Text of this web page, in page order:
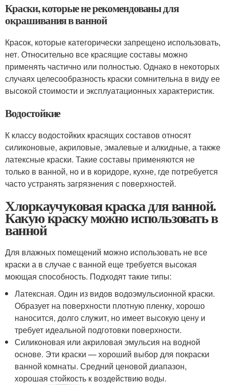
Краски, которые не рекомендованы для
окрашивания в ванной
Красок, которые категорически запрещено использовать,
нет. Относительно все красящие составы можно
применять частично или полностью. Однако в некоторых
случаях целесообразность краски сомнительна в виду ее
высокой стоимости и эксплуатационных характеристик.
Водостойкие
К классу водостойких красящих составов относят
силиконовые, акриловые, эмалевые и алкидные, а также
латексные краски. Такие составы применяются не
только в ванной, но и в коридоре, кухне, где потребуется
часто устранять загрязнения с поверхностей.
Хлоркаучуковая краска для ванной.
Какую краску можно использовать в
ванной
Для влажных помещений можно использовать не все
краски а в случае с ванной еще требуется высокая
моющая способность. Подходят такие типы:
Латексная. Один из видов водоэмульсионной краски.
Образует на поверхности плотную пленку, хорошо
наносится, долго служит, но имеет высокую цену и
требует идеальной подготовки поверхности.
Силиконовая или акриловая эмульсия на водной
основе. Эти краски — хороший выбор для покраски
ванной комнаты. Средний ценовой диапазон,
хорошая стойкость к воздействию воды.